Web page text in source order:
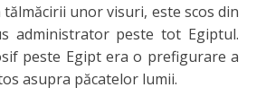
unor visuri, este scos din
administrator peste tot Egiptul.
peste Egipt era o prefigurare a
asupra păcatelor lumii.